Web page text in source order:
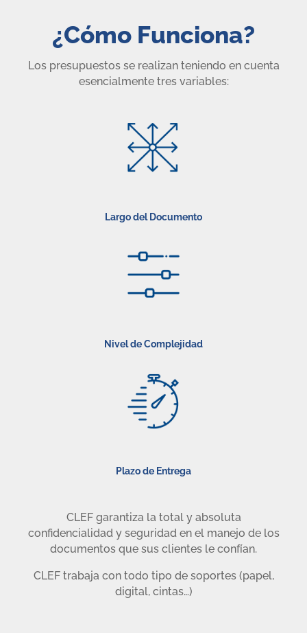
¿Cómo Funciona?
Los presupuestos se realizan teniendo en cuenta
esencialmente tres variables:
Largo del Documento
Nivel de Complejidad
Plazo de Entrega
CLEF garantiza la total y absoluta
confidencialidad y seguridad en el manejo de los
documentos que sus clientes le confían.
CLEF trabaja con todo tipo de soportes (papel,
digital, cintas…)